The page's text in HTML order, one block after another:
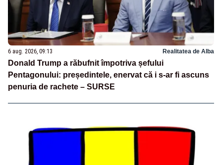
6 aug. 2026, 09:13 Realitatea de Alba
Donald Trump a răbufnit împotriva șefului
Pentagonului: președintele, enervat că i s-ar fi ascuns
penuria de rachete – SURSE